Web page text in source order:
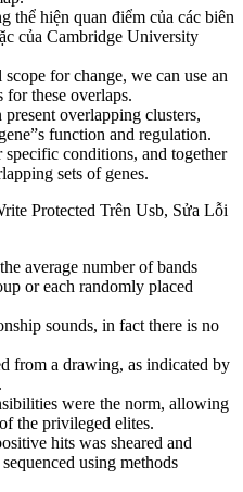
thể hiện quan điểm của các biên
của Cambridge University
for change, we can use an
these overlaps.
overlapping clusters,
function and regulation.
conditions, and together
sets of genes.
Protected Trên Usb, Sửa Lỗi
average number of bands
or each randomly placed
sounds, in fact there is no
from a drawing, as indicated by
were the norm, allowing
the privileged elites.
hits was sheared and
using methods